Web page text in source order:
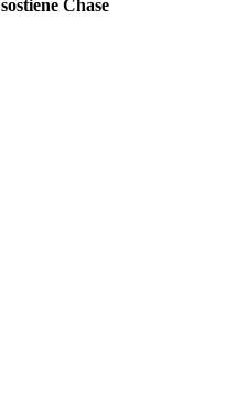
sostiene Chase